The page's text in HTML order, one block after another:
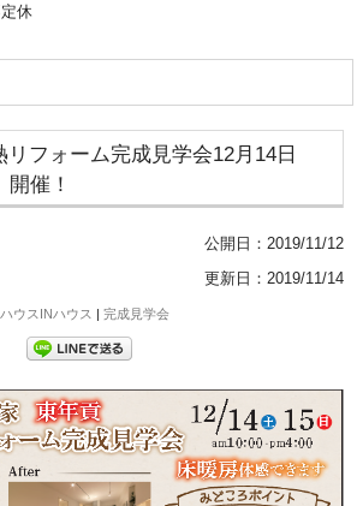
休
フォーム完成見学会12月14日
開催！
公開日： 2019/11/12
更新日：2019/11/14
ハウスINハウス |完成見学会